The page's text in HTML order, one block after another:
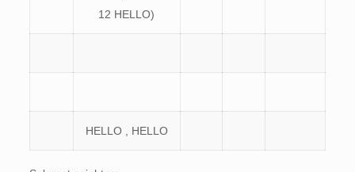
12 HELLO)
HELLO , HELLO